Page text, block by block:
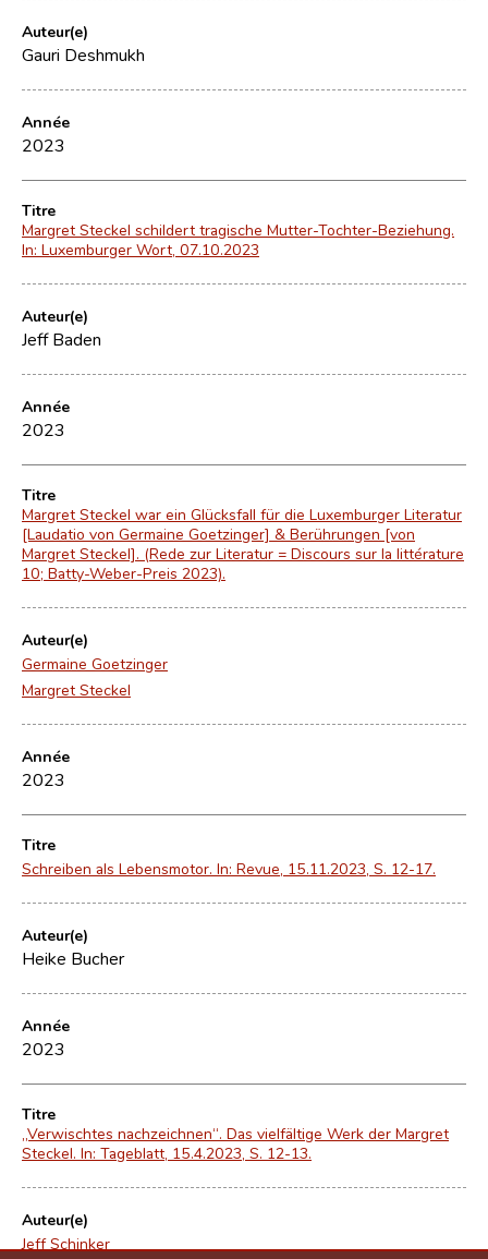
Auteur(e)
Gauri Deshmukh
Année
2023
Titre
Margret Steckel schildert tragische Mutter-Tochter-Beziehung.
In: Luxemburger Wort, 07.10.2023
Auteur(e)
Jeff Baden
Année
2023
Titre
Margret Steckel war ein Glücksfall für die Luxemburger Literatur
[Laudatio von Germaine Goetzinger] & Berührungen [von
Margret Steckel]. (Rede zur Literatur = Discours sur la littérature
10; Batty-Weber-Preis 2023).
Auteur(e)
Germaine Goetzinger
Margret Steckel
Année
2023
Titre
Schreiben als Lebensmotor. In: Revue, 15.11.2023, S. 12-17.
Auteur(e)
Heike Bucher
Année
2023
Titre
„Verwischtes nachzeichnen“. Das vielfältige Werk der Margret
Steckel. In: Tageblatt, 15.4.2023, S. 12-13.
Auteur(e)
Jeff Schinker